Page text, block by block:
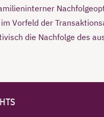
Vorfeld der
die Nachfolge des